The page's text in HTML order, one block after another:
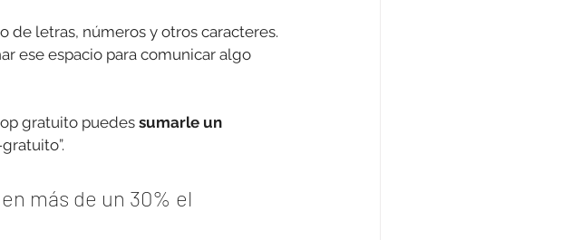
de letras, números y otros caracteres.
ese espacio para comunicar algo
gratuito puedes sumarle un
más de un 30% el